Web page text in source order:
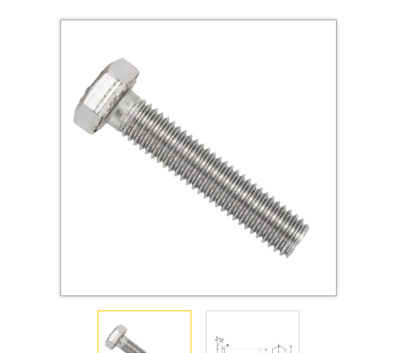
Заклепки (Гайки-Заклепки)
Крюки, кольца с метрической резьбой
Крюки, кольца с шурупной резьбой
Оснастка и аксессуары для яхт